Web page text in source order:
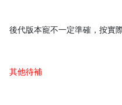
後代版本寵不一定準確，按實
其他待補